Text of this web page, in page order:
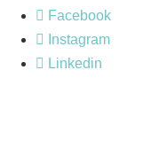
Facebook
Instagram
Linkedin